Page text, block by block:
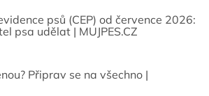
psů (CEP) od července 2026:
psa udělat | MUJPES.CZ
Připrav se na všechno |